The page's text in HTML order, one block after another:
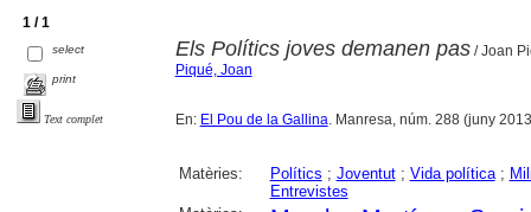
1 / 1
select
print
Text complet
Els Polítics joves demanen pas/ Joan
Piqué, Joan
En: El Pou de la Gallina. Manresa, núm. 288 (juny
Matèries: Polítics ; Joventut; Vida política;
Entrevistes